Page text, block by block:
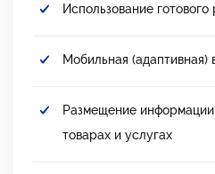
Использование
Мобильная (адаптивная)
Размещение информации
товарах и услугах